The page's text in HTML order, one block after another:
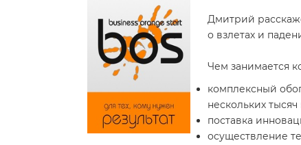
Дмитрий
о взлетах и
Чем занимается
комплексный
нескольких
поставка
осуществление